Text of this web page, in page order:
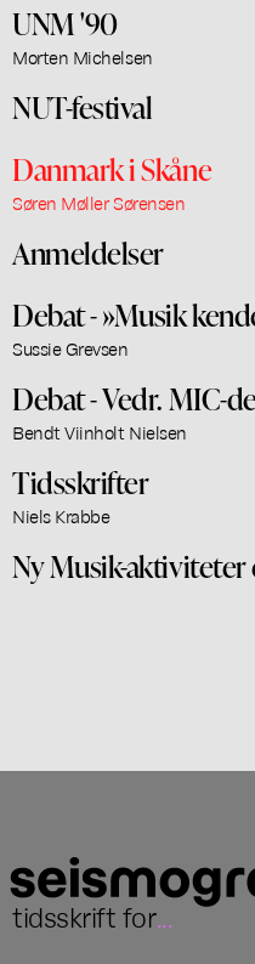
UNM '90
Morten Michelsen
NUT-festival
Danmark i Skåne
Søren Møller Sørensen
Anmeldelser
Debat - »Musik
Sussie Grevsen
Debat - Vedr. MIC-
Bendt Viinholt Nielsen
Tidsskrifter
Niels Krabbe
Ny Musik-aktiviteter
tidsskrift for...